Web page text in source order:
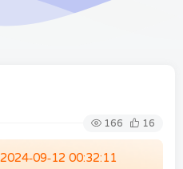
166 16
2024-09-12 00:32:11